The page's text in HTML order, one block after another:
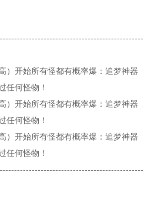
）开始所有怪都有概率爆：追梦神器
任何怪物！
）开始所有怪都有概率爆：追梦神器
任何怪物！
）开始所有怪都有概率爆：追梦神器
任何怪物！